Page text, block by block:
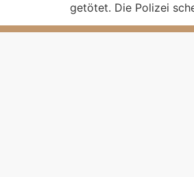
getötet. Die Polizei